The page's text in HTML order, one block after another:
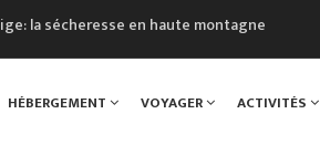
la sécheresse en haute montagne
de course à pied à Chamonix
Festival
HÉBERGEMENT VOYAGER ACTIVITÉS